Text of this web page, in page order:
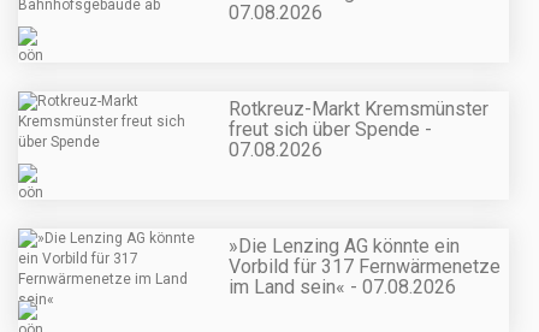
07.08.2026
Rotkreuz-Markt Kremsmünster
freut sich über Spende -
07.08.2026
»Die Lenzing AG könnte ein
Vorbild für 317 Fernwärmenetze
im Land sein« - 07.08.2026